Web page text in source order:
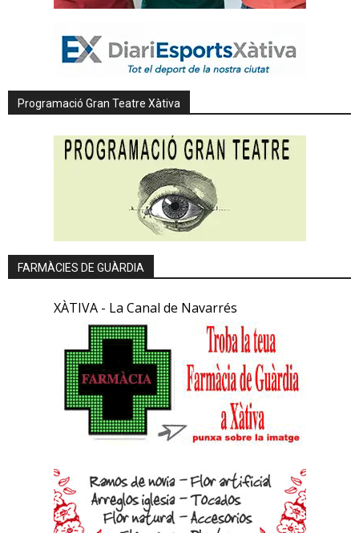
Programació Gran Teatre Xàtiva
FARMÀCIES DE GUÀRDIA
XÀTIVA - La Canal de Navarrés